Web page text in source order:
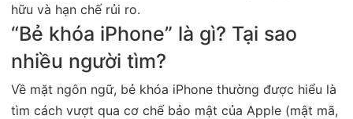
hữu và hạn chế rủi ro.
“Bẻ khóa iPhone” là gì? Tại sao
nhiều người tìm?
Về mặt ngôn ngữ, bẻ khóa iPhone thường được hiểu là
tìm cách vượt qua cơ chế bảo mật của Apple (mật mã,